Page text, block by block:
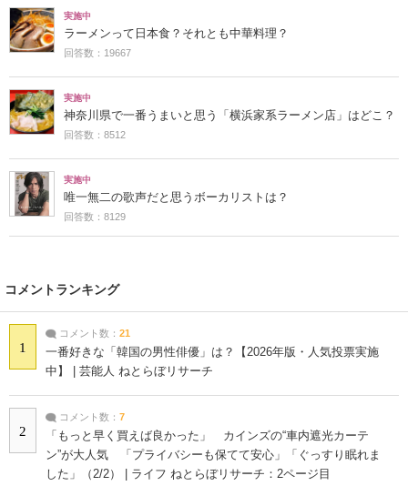
実施中
ラーメンって日本食？それとも中華料理？
回答数：19667
実施中
神奈川県で一番うまいと思う「横浜家系ラーメン店」はどこ？
回答数：8512
実施中
唯一無二の歌声だと思うボーカリストは？
回答数：8129
コメントランキング
1
コメント数： 21
一番好きな「韓国の男性俳優」は？【2026年版・人気投票実施
中】 | 芸能人 ねとらぼリサーチ
2
コメント数： 7
「もっと早く買えば良かった」 カインズの“車内遮光カーテ
ン”が大人気 「プライバシーも保てて安心」「ぐっすり眠れま
した」（2/2） | ライフ ねとらぼリサーチ：2ページ目